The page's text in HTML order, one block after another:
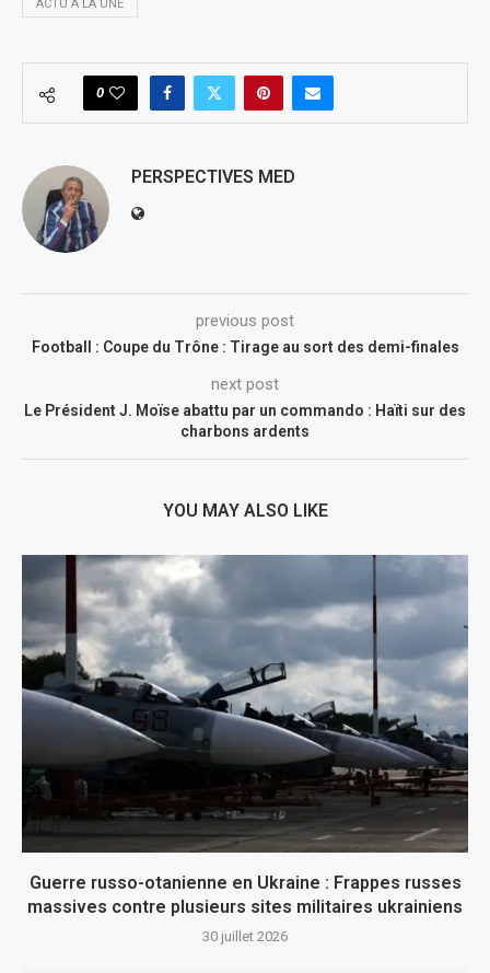
ACTU À LA UNE
0
PERSPECTIVES MED
previous post
Football : Coupe du Trône : Tirage au sort des demi-finales
next post
Le Président J. Moïse abattu par un commando : Haïti sur des
charbons ardents
YOU MAY ALSO LIKE
Guerre russo-otanienne en Ukraine : Frappes russes
massives contre plusieurs sites militaires ukrainiens
30 juillet 2026